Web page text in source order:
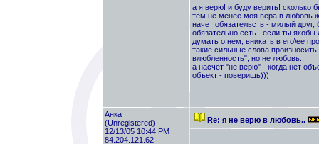
а я верю! и буду верить! сколько
тем не менее моя вера в любовь
начет обязательств - милый
обязательно есть...если ты
думать о нем, вникать в его\ее
такие сильные слова
влюбленность", но не любовь...
а насчет "не верю" - когда нет
объект - поверишь)))
Анка
(Unregistered)
12/13/05 10:44 PM
84.204.121.62
Re: я не верю в любовь..